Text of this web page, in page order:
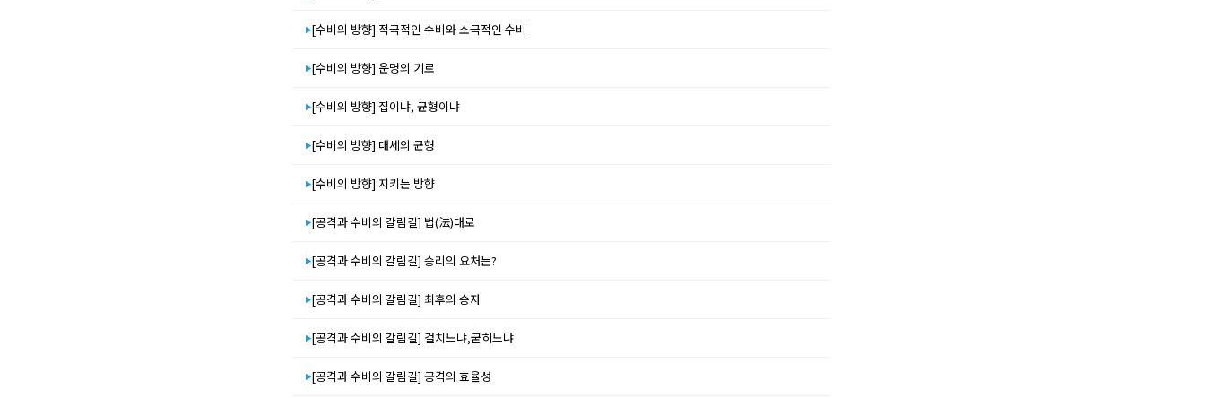
[수비의 방향] 적극적인 수비와 소극적인 수비
[수비의 방향] 운명의 기로
[수비의 방향] 집이냐, 균형이냐
[수비의 방향] 대세의 균형
[수비의 방향] 지키는 방향
[공격과 수비의 갈림길] 법(法)대로
[공격과 수비의 갈림길] 승리의 요처는?
[공격과 수비의 갈림길] 최후의 승자
[공격과 수비의 갈림길] 걸치느냐,굳히느냐
[공격과 수비의 갈림길] 공격의 효율성